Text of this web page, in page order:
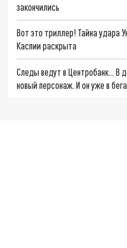
закончились
Вот это триллер! Тайна удара
Каспии раскрыта
Следы ведут в Центробанк… В
новый персонаж. И он уже в